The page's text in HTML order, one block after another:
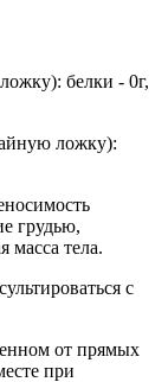
белки - 0г,
ложку):
грудью,
масса тела.
с
от прямых
при